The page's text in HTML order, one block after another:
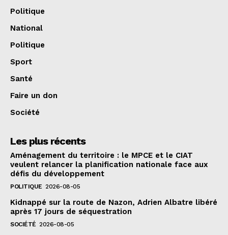
Politique
National
Politique
Sport
Santé
Faire un don
Société
Les plus récents
Aménagement du territoire : le MPCE et le CIAT
veulent relancer la planification nationale face aux
défis du développement
POLITIQUE 2026-08-05
Kidnappé sur la route de Nazon, Adrien Albatre libéré
après 17 jours de séquestration
SOCIÉTÉ 2026-08-05